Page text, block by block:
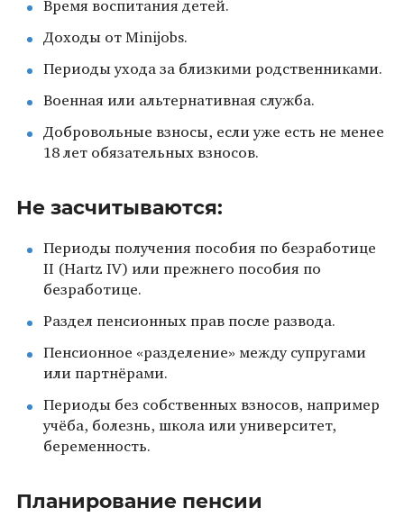
Время воспитания детей.
Доходы от Minijobs.
Периоды ухода за близкими родственниками.
Военная или альтернативная служба.
Добровольные взносы, если уже есть не менее
18 лет обязательных взносов.
Не засчитываются:
Периоды получения пособия по безработице
II (Hartz IV) или прежнего пособия по
безработице.
Раздел пенсионных прав после развода.
Пенсионное «разделение» между супругами
или партнёрами.
Периоды без собственных взносов, например
учёба, болезнь, школа или университет,
беременность.
Планирование пенсии